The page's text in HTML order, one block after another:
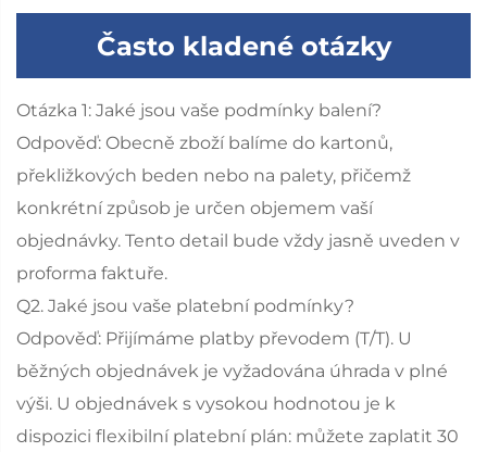
Často kladené otázky
Otázka 1: Jaké jsou vaše podmínky balení?
Odpověď: Obecně zboží balíme do kartonů,
překližkových beden nebo na palety, přičemž
konkrétní způsob je určen objemem vaší
objednávky. Tento detail bude vždy jasně uveden v
proforma faktuře.
Q2. Jaké jsou vaše platební podmínky?
Odpověď: Přijímáme platby převodem (T/T). U
běžných objednávek je vyžadována úhrada v plné
výši. U objednávek s vysokou hodnotou je k
dispozici flexibilní platební plán: můžete zaplatit 30